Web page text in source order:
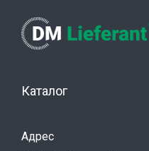
Каталог
Адрес